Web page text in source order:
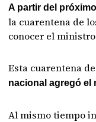
A partir del
la cuarentena de
conocer el
Esta cuarentena
nacional agregó el
Al mismo tiempo